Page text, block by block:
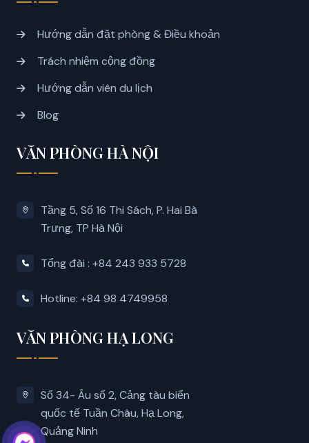
Hướng dẫn đặt phòng & Điều khoản
Trách nhiệm cộng đồng
Hướng dẫn viên du lịch
Blog
VĂN PHÒNG HÀ NỘI
Tầng 5, Số 16 Thi Sách, P. Hai Bà
Trưng, ​​TP Hà Nội
Tổng đài : +84 243 933 5728
Hotline: +84 98 4749958
VĂN PHÒNG HẠ LONG
Số 34- Âu số 2, Cảng tàu biển
quốc tế Tuần Châu, Hạ Long,
Quảng Ninh